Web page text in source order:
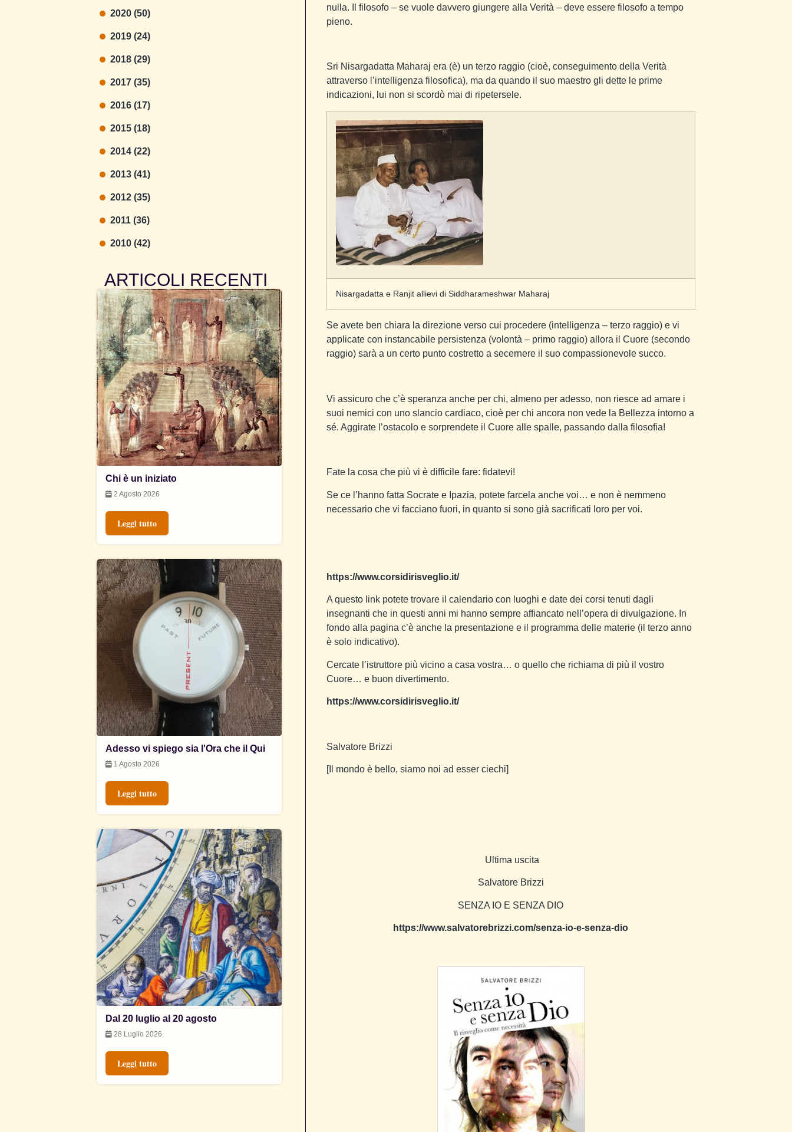
2020 (50)
2019 (24)
2018 (29)
2017 (35)
2016 (17)
2015 (18)
2014 (22)
2013 (41)
2012 (35)
2011 (36)
2010 (42)
ARTICOLI RECENTI
Chi è un iniziato
2 Agosto 2026
Leggi tutto
Adesso vi spiego sia l'Ora che il Qui
1 Agosto 2026
Leggi tutto
Dal 20 luglio al 20 agosto
28 Luglio 2026
Leggi tutto
nulla. Il filosofo – se vuole davvero giungere alla Verità – deve essere filosofo a tempo
pieno.
Sri Nisargadatta Maharaj era (è) un terzo raggio (cioè, conseguimento della Verità
attraverso l’intelligenza filosofica), ma da quando il suo maestro gli dette le prime
indicazioni, lui non si scordò mai di ripetersele.
Nisargadatta e Ranjit allievi di Siddharameshwar Maharaj
Se avete ben chiara la direzione verso cui procedere (intelligenza – terzo raggio) e vi
applicate con instancabile persistenza (volontà – primo raggio) allora il Cuore (secondo
raggio) sarà a un certo punto costretto a secernere il suo compassionevole succo.
Vi assicuro che c’è speranza anche per chi, almeno per adesso, non riesce ad amare i
suoi nemici con uno slancio cardiaco, cioè per chi ancora non vede la Bellezza intorno a
sé. Aggirate l’ostacolo e sorprendete il Cuore alle spalle, passando dalla filosofia!
Fate la cosa che più vi è difficile fare: fidatevi!
Se ce l’hanno fatta Socrate e Ipazia, potete farcela anche voi… e non è nemmeno
necessario che vi facciano fuori, in quanto si sono già sacrificati loro per voi.
https://www.corsidirisveglio.it/
A questo link potete trovare il calendario con luoghi e date dei corsi tenuti dagli
insegnanti che in questi anni mi hanno sempre affiancato nell’opera di divulgazione. In
fondo alla pagina c’è anche la presentazione e il programma delle materie (il terzo anno
è solo indicativo).
Cercate l’istruttore più vicino a casa vostra… o quello che richiama di più il vostro
Cuore… e buon divertimento.
https://www.corsidirisveglio.it/
Salvatore Brizzi
[Il mondo è bello, siamo noi ad esser ciechi]
Ultima uscita
Salvatore Brizzi
SENZA IO E SENZA DIO
https://www.salvatorebrizzi.com/senza-io-e-senza-dio